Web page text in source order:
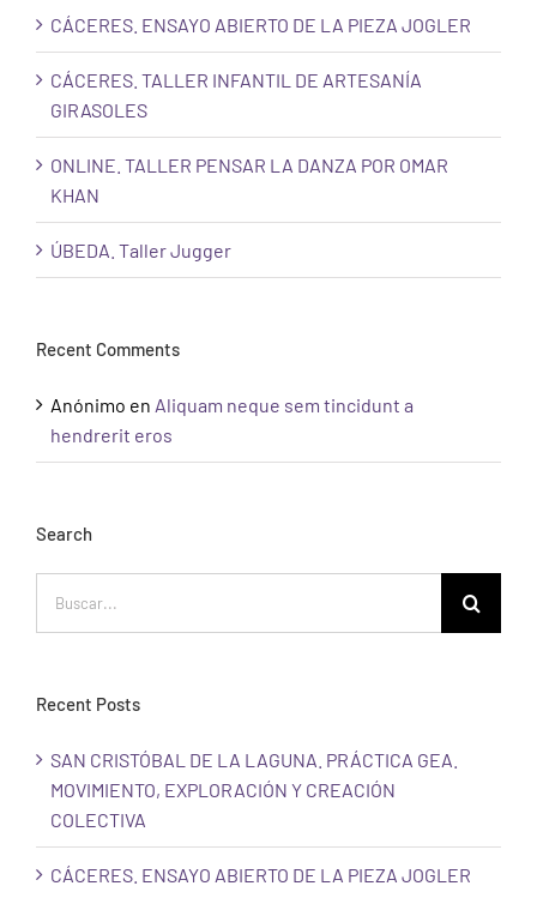
CÁCERES. ENSAYO ABIERTO DE LA PIEZA JOGLER
CÁCERES. TALLER INFANTIL DE ARTESANÍA
GIRASOLES
ONLINE. TALLER PENSAR LA DANZA POR OMAR
KHAN
ÚBEDA. Taller Jugger
Recent Comments
Anónimo en Aliquam neque sem tincidunt a
hendrerit eros
Search
Recent Posts
SAN CRISTÓBAL DE LA LAGUNA. PRÁCTICA GEA.
MOVIMIENTO, EXPLORACIÓN Y CREACIÓN
COLECTIVA
CÁCERES. ENSAYO ABIERTO DE LA PIEZA JOGLER